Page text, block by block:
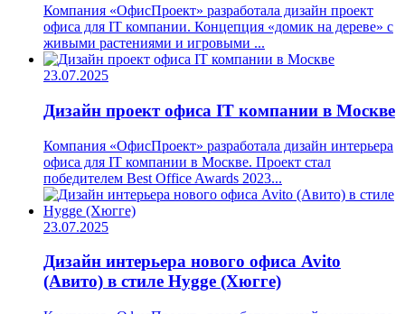
Компания «ОфисПроект» разработала дизайн проект
офиса для IT компании. Концепция «домик на дереве» с
живыми растениями и игровыми ...
23.07.2025
Дизайн проект офиса IT компании в Москве
Компания «ОфисПроект» разработала дизайн интерьера
офиса для IT компании в Москве. Проект стал
победителем Best Office Awards 2023...
23.07.2025
Дизайн интерьера нового офиса Avito
(Авито) в стиле Hygge (Хюгге)